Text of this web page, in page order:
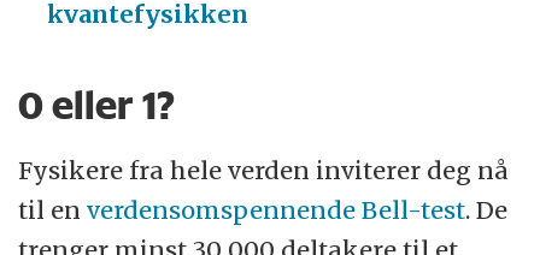
kvantefysikken
0 eller 1?
Fysikere fra hele verden inviterer deg nå
til enverdensomspennende Bell-test. De